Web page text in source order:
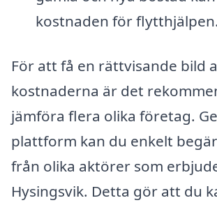
kostnaden för flytthjälpen.
För att få en rättvisande bild
kostnaderna är det
jämföra flera olika företag.
plattform kan du enkelt
från olika aktörer som
Hysingsvik. Detta gör att du